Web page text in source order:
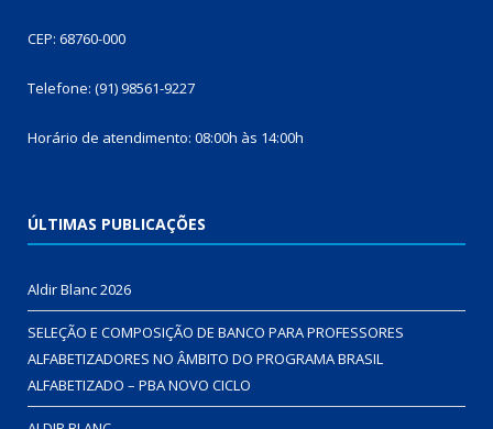
CEP: 68760-000
Telefone: (91) 98561-9227
Horário de atendimento: 08:00h às 14:00h
ÚLTIMAS PUBLICAÇÕES
Aldir Blanc 2026
SELEÇÃO E COMPOSIÇÃO DE BANCO PARA PROFESSORES
ALFABETIZADORES NO ÂMBITO DO PROGRAMA BRASIL
ALFABETIZADO – PBA NOVO CICLO